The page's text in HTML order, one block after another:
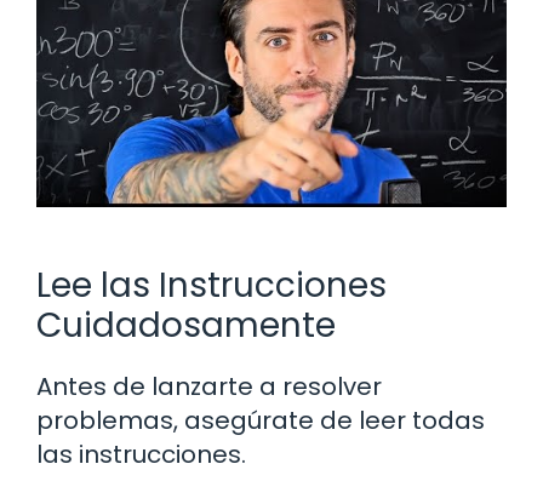
Lee las Instrucciones
Cuidadosamente
Antes de lanzarte a resolver
problemas, asegúrate de leer todas
las instrucciones.